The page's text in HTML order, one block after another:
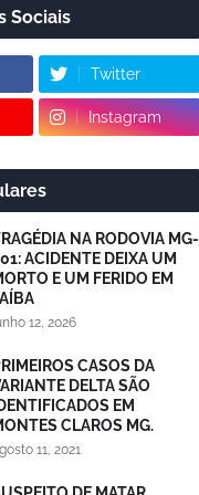
Sociais
Twitter
Instagram
NA RODOVIA MG-
ACIDENTE DEIXA UM
E UM FERIDO EM
12, 2026
CASOS DA
DELTA SÃO
IDENTIFICADOS EM
CLAROS MG.
11, 2021